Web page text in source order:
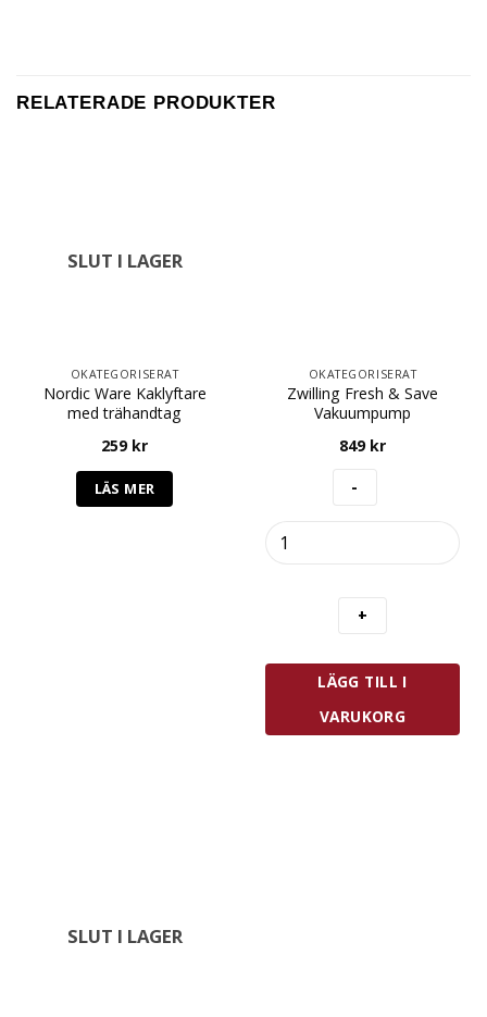
RELATERADE PRODUKTER
SLUT I LAGER
OKATEGORISERAT
Nordic Ware Kaklyftare
med trähandtag
259 kr
LÄS MER
OKATEGORISERAT
Zwilling Fresh & Save
Vakuumpump
849 kr
Fresh
Vakuumpump
LÄGG TILL I
VARUKORG
SLUT I LAGER